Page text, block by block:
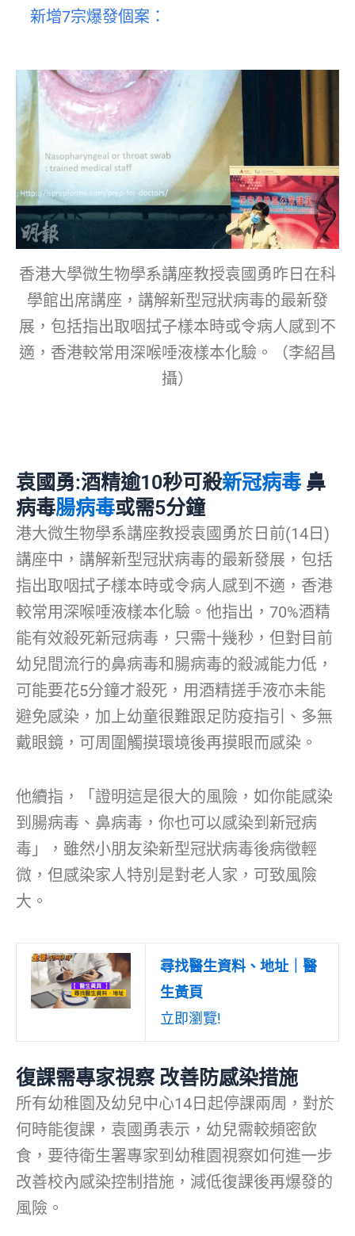
新增7宗爆發個案：
香港大學微生物學系講座教授袁國勇昨日在科
學館出席講座，講解新型冠狀病毒的最新發
展，包括指出取咽拭子樣本時或令病人感到不
適，香港較常用深喉唾液樣本化驗。（李紹昌
攝）
袁國勇:酒精逾10秒可殺新冠病毒 鼻
病毒腸病毒或需5分鐘
港大微生物學系講座教授袁國勇於日前(14日)
講座中，講解新型冠狀病毒的最新發展，包括
指出取咽拭子樣本時或令病人感到不適，香港
較常用深喉唾液樣本化驗。他指出，70%酒精
能有效殺死新冠病毒，只需十幾秒，但對目前
幼兒間流行的鼻病毒和腸病毒的殺滅能力低，
可能要花5分鐘才殺死，用酒精搓手液亦未能
避免感染，加上幼童很難跟足防疫指引、多無
戴眼鏡，可周圍觸摸環境後再摸眼而感染。
他續指，「證明這是很大的風險，如你能感染
到腸病毒、鼻病毒，你也可以感染到新冠病
毒」，雖然小朋友染新型冠狀病毒後病徵輕
微，但感染家人特別是對老人家，可致風險
大。
尋找醫生資料、地址｜醫
生黃頁
立即瀏覽!
復課需專家視察 改善防感染措施
所有幼稚園及幼兒中心14日起停課兩周，對於
何時能復課，袁國勇表示，幼兒需較頻密飲
食，要待衛生署專家到幼稚園視察如何進一步
改善校內感染控制措施，減低復課後再爆發的
風險。